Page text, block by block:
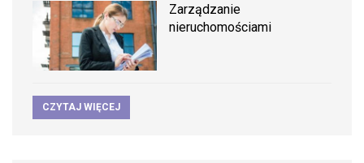
Zarządzanie
nieruchomościami
CZYTAJ WIĘCEJ